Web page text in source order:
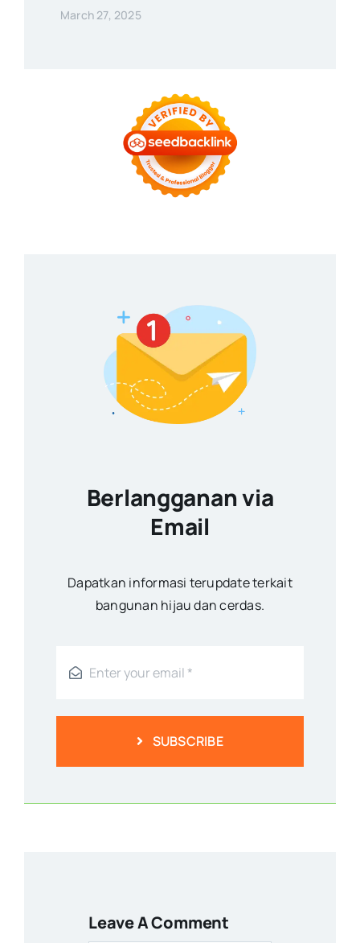
March 27, 2025
Berlangganan via
Email
Dapatkan informasi terupdate terkait
bangunan hijau dan cerdas.
SUBSCRIBE
Leave A Comment